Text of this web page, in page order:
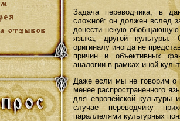
Задача переводчика, в
сложной: он должен вслед
донести некую обобщающую
языка, другой культуры.
оригиналу иногда не
причин и объективных
аналогии в рамках иной
Даже если мы не говорим о
менее распространенного
для европейской культуры
случае переводчику
параллелями культурных